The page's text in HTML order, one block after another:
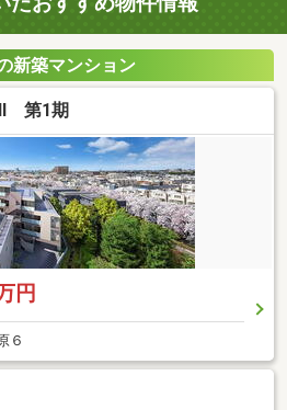
新築マンション
II 第1期
円
６